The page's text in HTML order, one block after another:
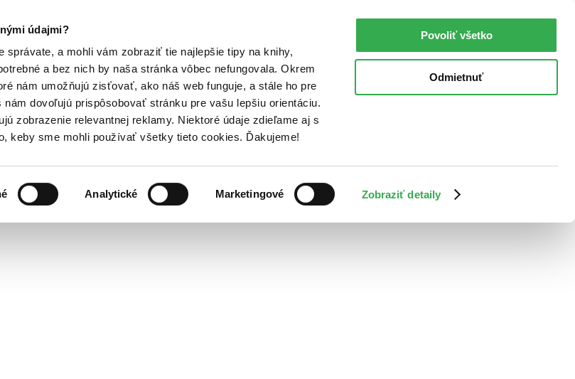
údajmi?
správate, a mohli vám zobraziť tie najlepšie tipy na knihy,
a bez nich by naša stránka vôbec nefungovala. Okrem
nám umožňujú zisťovať, ako náš web funguje, a stále ho pre
dovoľujú prispôsobovať stránku pre vašu lepšiu orientáciu.
zobrazenie relevantnej reklamy. Niektoré údaje zdieľame aj s
keby sme mohli používať všetky tieto cookies. Ďakujeme!
Analytické Marketingové Zobraziť detaily
Povoliť všetko
Odmietnuť